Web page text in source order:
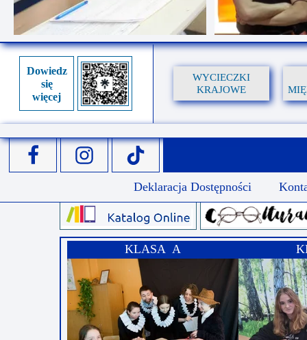
WYCIECZKI
KRAJOWE
Dowiedz
się
więcej
KLASA A
Deklaracja Dostępności